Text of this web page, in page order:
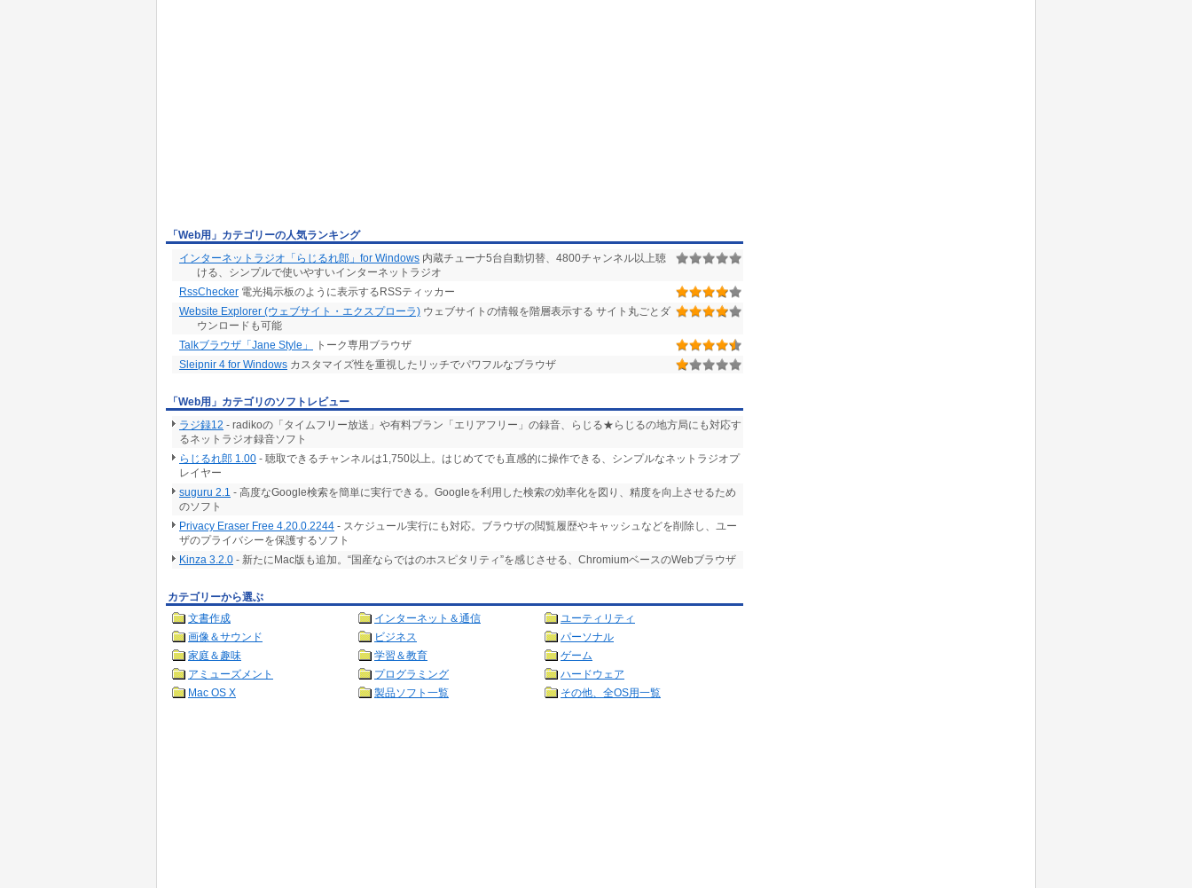
「Web用」カテゴリーの人気ランキング
インターネットラジオ「らじるれ郎」for Windows 内蔵チューナ5台自動切替、4800チャンネル以上聴
ける、シンプルで使いやすいインターネットラジオ
RssChecker 電光掲示板のように表示するRSSティッカー
Website Explorer (ウェブサイト・エクスプローラ) ウェブサイトの情報を階層表示する サイト丸ごとダ
ウンロードも可能
Talkブラウザ「Jane Style」
トーク専用ブラウザ
Sleipnir 4 for Windows カスタマイズ性を重視したリッチでパワフルなブラウザ
「Web用」カテゴリのソフトレビュー
ラジ録12 - radikoの「タイムフリー放送」や有料プラン「エリアフリー」の録音、らじる★らじるの地方局にも対応す
るネットラジオ録音ソフト
らじるれ郎 1.00 - 聴取できるチャンネルは1,750以上。はじめてでも直感的に操作できる、シンプルなネットラジオプ
レイヤー
suguru 2.1 - 高度なGoogle検索を簡単に実行できる。Googleを利用した検索の効率化を図り、精度を向上させるため
のソフト
Privacy Eraser Free 4.20.0.2244 - スケジュール実行にも対応。ブラウザの閲覧履歴やキャッシュなどを削除し、ユー
ザのプライバシーを保護するソフト
Kinza 3.2.0 - 新たにMac版も追加。“国産ならではのホスピタリティ”を感じさせる、ChromiumベースのWebブラウザ
カテゴリーから選ぶ
文書作成
インターネット＆通信
ユーティリティ
画像＆サウンド
ビジネス
パーソナル
家庭＆趣味
学習＆教育
ゲーム
アミューズメント
プログラミング
ハードウェア
Mac OS X
製品ソフト一覧 その他、全OS用一覧